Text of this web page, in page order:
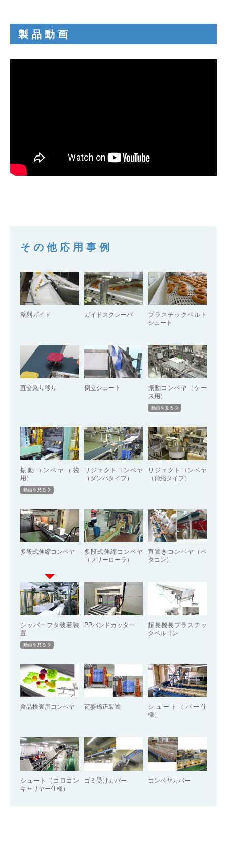
製品動画
その他応用事例
整列ガイド ガイドスクレーパ
プラスチックベルト
シュート
直交乗り移り 倒立シュート
振動コンベヤ（ケー
ス用）
動画を見る
振動コンベヤ（袋
用）
動画を見る
リジェクトコンベヤ
（ダンパタイプ）
リジェクトコンベヤ
（伸縮タイプ）
多段式伸縮コンベヤ
多段式伸縮コンベヤ
（フリーローラ）
直置きコンベヤ（ペ
タコン）
シッパーフタ装着装
置
動画を見る
PPバンドカッター
超長機長プラスチッ
クベルコン
食品検査用コンベヤ 荷姿矯正装置
シュート（バー仕
様）
シュート（コロコン
キャリヤー仕様）
ゴミ受けカバー コンベヤカバー